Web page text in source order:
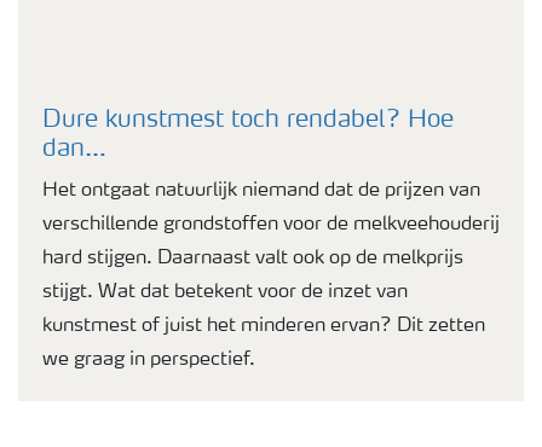
Dure kunstmest toch rendabel? Hoe
dan…
Het ontgaat natuurlijk niemand dat de prijzen van
verschillende grondstoffen voor de melkveehouderij
hard stijgen. Daarnaast valt ook op de melkprijs
stijgt. Wat dat betekent voor de inzet van
kunstmest of juist het minderen ervan? Dit zetten
we graag in perspectief.